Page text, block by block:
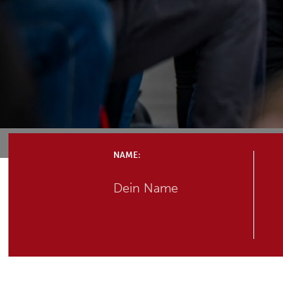
NAME: